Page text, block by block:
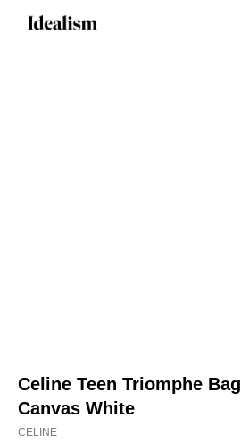
Celine Teen Triomphe
Canvas White
CELINE